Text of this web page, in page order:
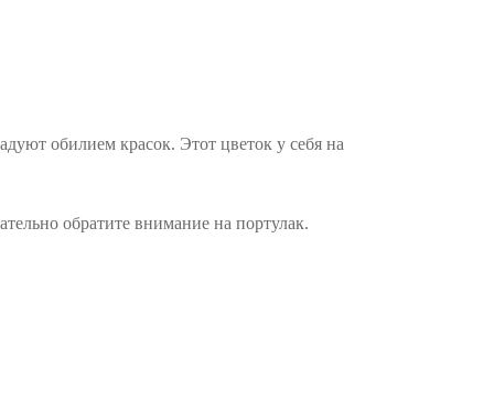
обилием красок. Этот цветок у себя на
обратите внимание на портулак.